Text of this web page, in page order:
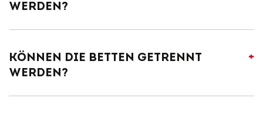
werden?
Können die Betten getrennt
werden?